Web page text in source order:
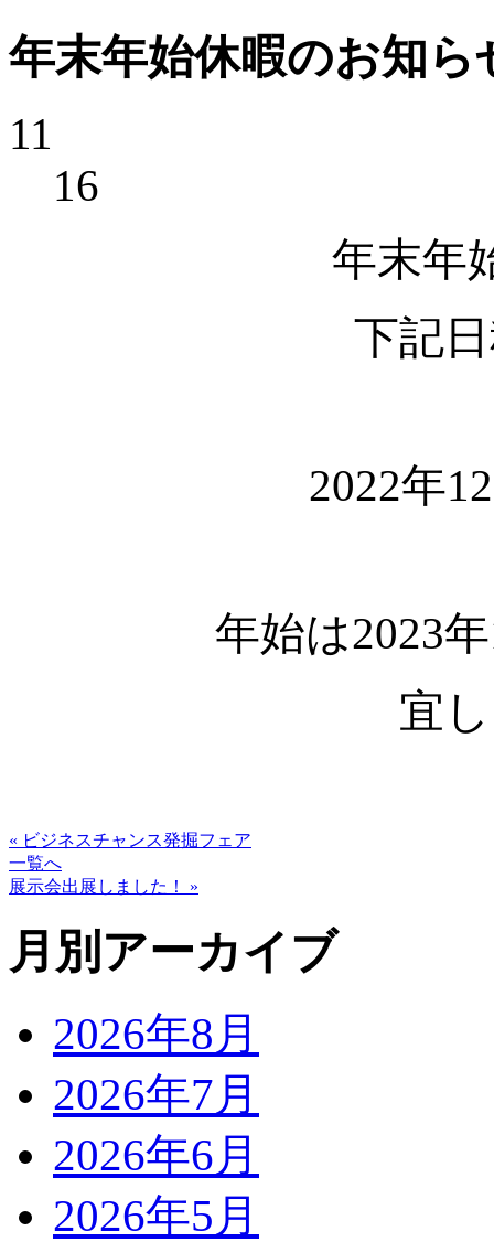
年末年始休暇のお知ら
11
16
年末年
下記
2022年
年始は2023
宜
« ビジネスチャンス発掘フェア
一覧へ
展示会出展しました！ »
月別アーカイブ
2026年8月
2026年7月
2026年6月
2026年5月